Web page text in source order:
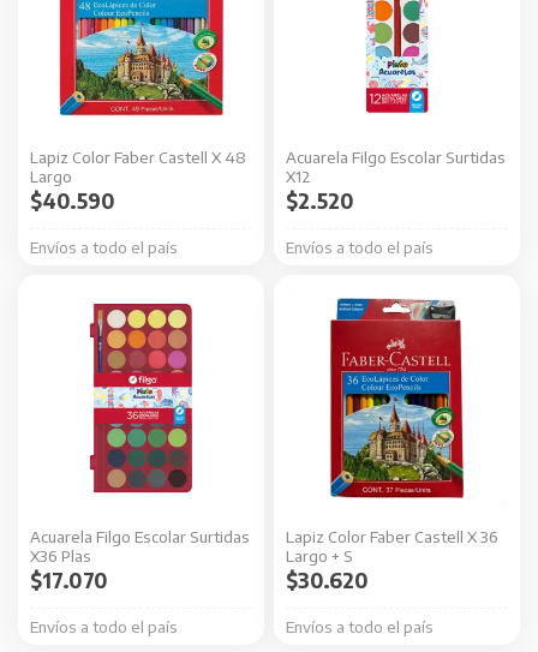
Lapiz Color Faber Castell X 48
Largo
Envíos a todo el país
$40.590
Acuarela Filgo Escolar Surtidas
X12
Envíos a todo el país
$2.520
Acuarela Filgo Escolar Surtidas
X36 Plas
Envíos a todo el país
$17.070
Lapiz Color Faber Castell X 36
Largo + S
Envíos a todo el país
$30.620